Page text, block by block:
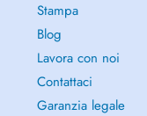
Stampa
Blog
Lavora con noi
Contattaci
Garanzia legale